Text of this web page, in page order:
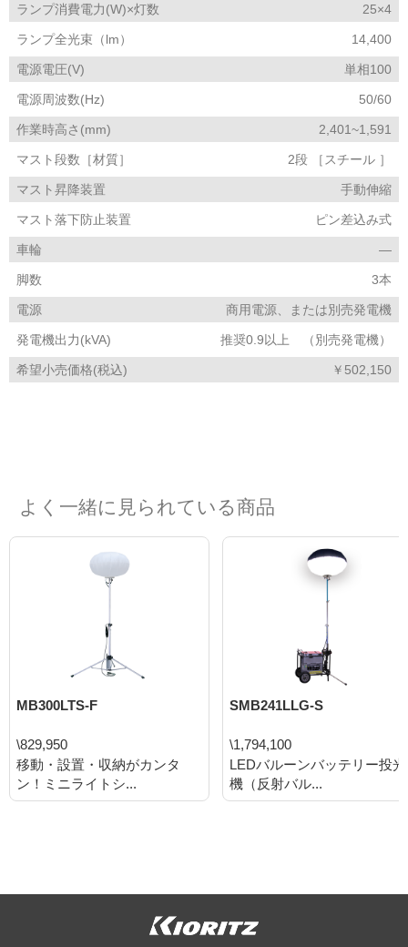
ランプ消費電力(W)×灯数 25×4
ランプ全光束（lm） 14,400
電源電圧(V) 単相100
電源周波数(Hz) 50/60
作業時高さ(mm) 2,401~1,591
マスト段数［材質］ 2段 ［スチール ］
マスト昇降装置 手動伸縮
マスト落下防止装置 ピン差込み式
車輪 ―
脚数 3本
電源 商用電源、または別売発電機
発電機出力(kVA) 推奨0.9以上 （別売発電機）
希望小売価格(税込) ￥502,150
よく一緒に見られている商品
MB300LTS-F
\829,950
移動・設置・収納がカンタ
ン！ミニライトシ...
SMB241LLG-S
\1,794,100
LEDバルーンバッテリー投光
機（反射バル...